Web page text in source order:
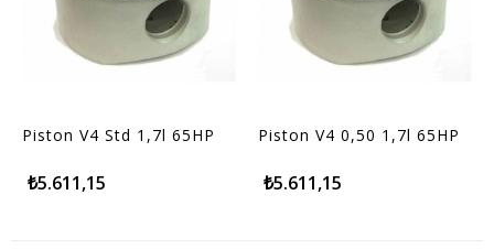
Piston V4 Std 1,7l 65HP
₺5.611,15
Piston V4 0,50 1,7l 65HP
₺5.611,15